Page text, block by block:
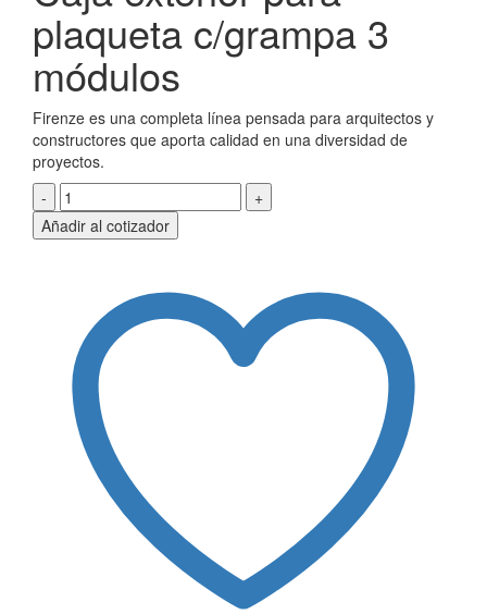
plaqueta c/grampa 3
módulos
Firenze es una completa línea pensada para arquitectos y
constructores que aporta calidad en una diversidad de
proyectos.
Caja
exterior
para
módulos
cantidad
Añadir al cotizador